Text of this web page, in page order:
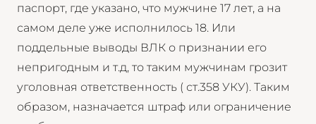
паспорт, где указано, что мужчине 17 лет, а на
самом деле уже исполнилось 18. Или
поддельные выводы ВЛК о признании его
непригодным и т.д, то таким мужчинам грозит
уголовная ответственность ( ст.358 УКУ). Таким
образом, назначается штраф или ограничение